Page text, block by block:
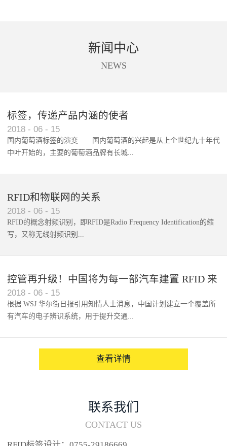
新闻中心
NEWS
标签，传递产品内涵的使者
2018 - 06 - 15
国内葡萄酒标签的演变 国内葡萄酒的兴起是从上个世纪九十年代
中叶开始的，主要的葡萄酒品牌有长城...
RFID和物联网的关系
2018 - 06 - 15
RFID的概念射频识别，即RFID是Radio Frequency Identification的缩
写，又称无线射频识别...
控管再升级！中国将为每一部汽车建置 RFID 来
架构辨识系统
2018 - 06 - 15
根据 WSJ 华尔街日报引用知情人士消息，中国计划建立一个覆盖所
有汽车的电子辨识系统，用于提升交通...
查看详情
联系我们
CONTACT US